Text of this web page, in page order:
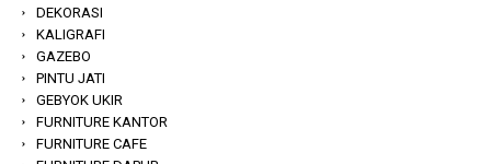
DEKORASI
KALIGRAFI
GAZEBO
PINTU JATI
GEBYOK UKIR
FURNITURE KANTOR
FURNITURE CAFE